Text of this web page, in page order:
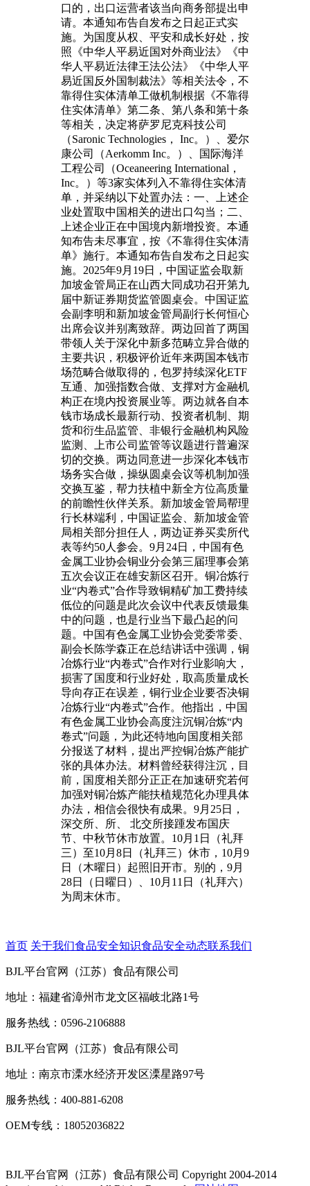
口的，出口运营者该当向商务部提出申
请。本通知布告自发布之日起正式实
施。为国度从权、平安和成长好处，按
照《中华人平易近国对外商业法》《中
华人平易近法律王法公法》《中华人平
易近国反外国制裁法》等相关法令，不
靠得住实体清单工做机制根据《不靠得
住实体清单》第二条、第八条和第十条
等相关，决定将萨罗尼克科技公司
（Saronic Technologies， Inc。）、爱尔
康公司（Aerkomm Inc。）、国际海洋
工程公司（Oceaneering International，
Inc。）等3家实体列入不靠得住实体清
单，并采纳以下处置办法：一、上述企
业处置取中国相关的进出口勾当；二、
上述企业正在中国境内新增投资。本通
知布告未尽事宜，按《不靠得住实体清
单》施行。本通知布告自发布之日起实
施。2025年9月19日，中国证监会取新
加坡金管局正在山西大同成功召开第九
届中新证券期货监管圆桌会。中国证监
会副李明和新加坡金管局副行长何恒心
出席会议并别离致辞。两边回首了两国
带领人关于深化中新多范畴立异合做的
主要共识，积极评价近年来两国本钱市
场范畴合做取得的，包罗持续深化ETF
互通、加强指数合做、支撑对方金融机
构正在境内投资展业等。两边就各自本
钱市场成长最新行动、投资者机制、期
货和衍生品监管、非银行金融机构风险
监测、上市公司监管等议题进行普遍深
切的交换。两边同意进一步深化本钱市
场务实合做，操纵圆桌会议等机制加强
交换互鉴，帮力扶植中新全方位高质量
的前瞻性伙伴关系。新加坡金管局帮理
行长林端利，中国证监会、新加坡金管
局相关部分担任人，两边证券买卖所代
表等约50人参会。9月24日，中国有色
金属工业协会铜业分会第三届理事会第
五次会议正在雄安新区召开。铜冶炼行
业“内卷式”合作导致铜精矿加工费持续
低位的问题是此次会议中代表反馈最集
中的问题，也是行业当下最凸起的问
题。中国有色金属工业协会党委常委、
副会长陈学森正在总结讲话中强调，铜
冶炼行业“内卷式”合作对行业影响大，
损害了国度和行业好处，取高质量成长
导向存正在误差，铜行业企业要否决铜
冶炼行业“内卷式”合作。他指出，中国
有色金属工业协会高度注沉铜冶炼“内
卷式”问题，为此还特地向国度相关部
分报送了材料，提出严控铜冶炼产能扩
张的具体办法。材料曾经获得注沉，目
前，国度相关部分正正在加速研究若何
加强对铜冶炼产能扶植规范化办理具体
办法，相信会很快有成果。9月25日，
深交所、所、 北交所接踵发布国庆
节、中秋节休市放置。10月1日（礼拜
三）至10月8日（礼拜三）休市，10月9
日（木曜日）起照旧开市。别的，9月
28日（日曜日）、10月11日（礼拜六）
为周末休市。
首页 关于我们食品安全知识食品安全动态联系我们
BJL平台官网（江苏）食品有限公司
地址：福建省漳州市龙文区福岐北路1号
服务热线：0596-2106888
BJL平台官网（江苏）食品有限公司
地址：南京市溧水经济开发区溧星路97号
服务热线：400-881-6208
OEM专线：18052036822
BJL平台官网（江苏）食品有限公司 Copyright 2004-2014